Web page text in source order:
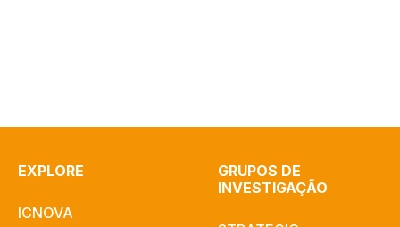
EXPLORE
ICNOVA
GRUPOS DE
INVESTIGAÇÃO